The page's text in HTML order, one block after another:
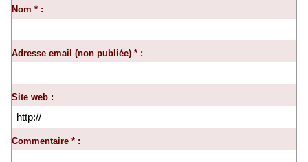
Nom * :
Adresse email (non publiée) * :
Site web :
Commentaire * :